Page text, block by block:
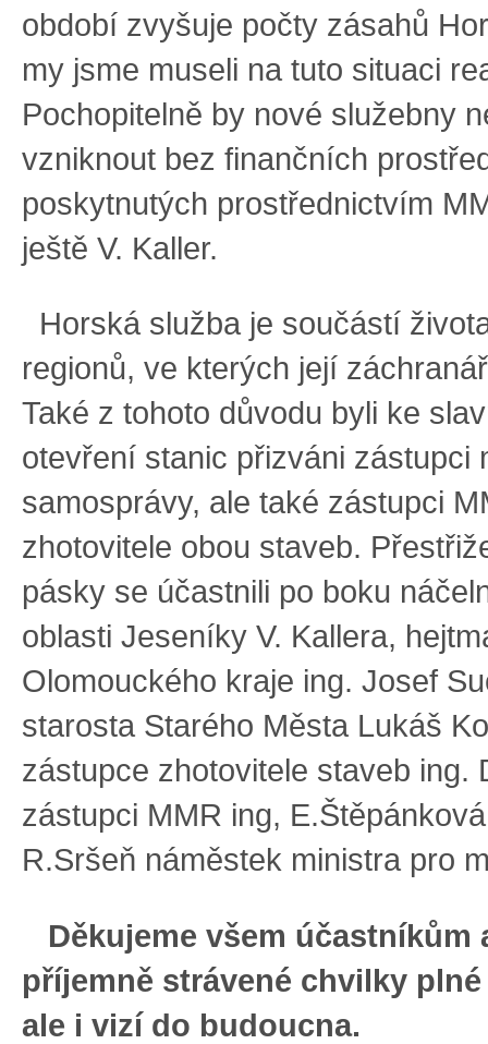
období zvyšuje počty zásahů
my jsme museli na tuto situaci
Pochopitelně by nové služebny
vzniknout bez finančních
poskytnutých prostřednictvím
ještě V. Kaller.
Horská služba je součástí
regionů, ve kterých její
Také z tohoto důvodu byli ke
otevření stanic přizváni zástupci
samosprávy, ale také zástupci
zhotovitele obou staveb.
pásky se účastnili po boku
oblasti Jeseníky V. Kallera,
Olomouckého kraje ing. Josef
starosta Starého Města Lukáš
zástupce zhotovitele staveb ing.
zástupci MMR ing,
R.Sršeň náměstek ministra pro
Děkujeme všem účastníkům
příjemně strávené chvilky
ale i vizí do budoucna.